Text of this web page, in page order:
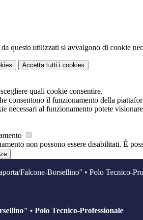
questo utilizzati si avvalgono di cookie
Accetta tutti i cookies
quali cookie consentire.
consentono il funzionamento della
necessari al funzionamento potete
non possono essere disabilitati. È
Falcone-Borsellino" • Polo Tecnico-
• Polo Tecnico-Professionale